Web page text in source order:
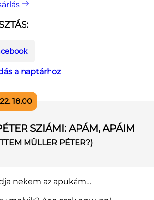
18.00
a naptárhoz
SZIÁMI: APÁM, APÁIM
MÜLLER PÉTER?)
nekem az apukám…